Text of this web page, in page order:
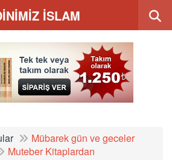
İSLAM
Mübarek gün ve geceler
Muteber Kitaplardan